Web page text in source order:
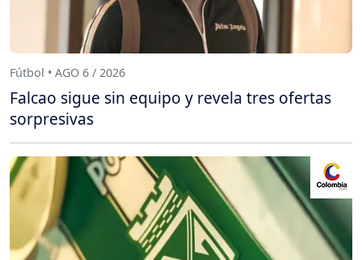
Fútbol • AGO 6 / 2026
Falcao sigue sin equipo y revela tres ofertas
sorpresivas